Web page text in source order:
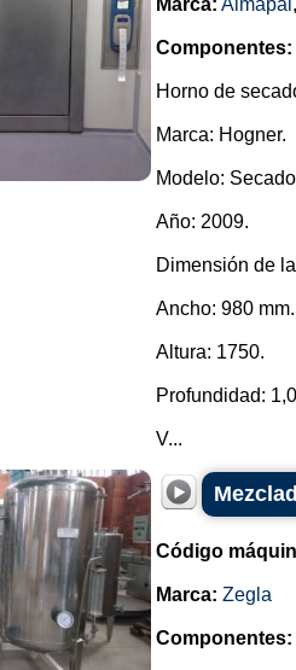
Marca: Almapal
Componentes:
Horno de
Marca: Hogner.
Modelo:
Año: 2009.
Dimensión de
Ancho: 980 mm.
Altura: 1750.
Profundidad:
V...
Código
Marca: Zegla
Componentes: